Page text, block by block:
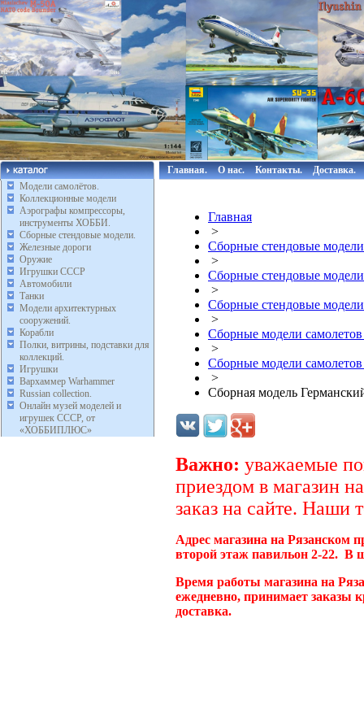
Модели самолётов.
Коллекционные модели
Аэрографы компрессоры,
инструменты ХОББИ.
Сборные стендовые модели.
Железные дороги
Оружие
Игрушки СССР
Автомобили
Танки
Модели архитектурных
сооружений.
Корабли
Полки, витрины, подставки для
коллекций.
Игрушки
Вархаммер Warhammer
Russian collection.
Онлайн музей моделей и
игрушек СССР, от
«ХОББИПЛЮС»
Главная. О нас. Контакты. Доставка.
Главная
>
Сборные стендовые
>
Сборные стендовые
>
Сборные стендовые
>
Сборные модели
>
Сборные модели
>
Сборная модель
Важно: уважаемые
приездом в магазин
заказ на сайте. Наши
Адрес магазина на Рязанском
второй этаж павильон 2-22. В
Время работы магазина на
ежедневно, принимает заказы
доставка.